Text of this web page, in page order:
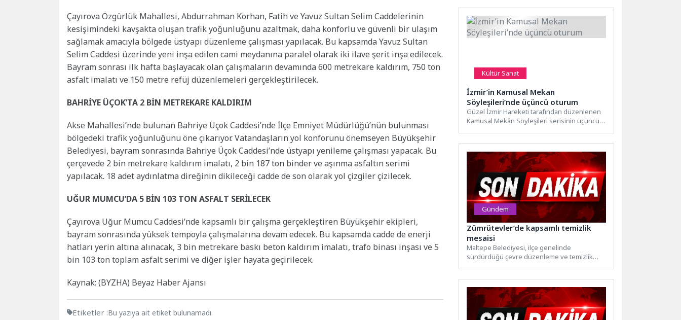
Çayırova Özgürlük Mahallesi, Abdurrahman Korhan, Fatih ve Yavuz Sultan Selim Caddelerinin
kesişimindeki kavşakta oluşan trafik yoğunluğunu azaltmak, daha konforlu ve güvenli bir ulaşım
sağlamak amacıyla bölgede üstyapı düzenleme çalışması yapılacak. Bu kapsamda Yavuz Sultan
Selim Caddesi üzerinde yeni inşa edilen cami meydanına paralel olarak iki ilave şerit inşa edilecek.
Bayram sonrası ilk hafta başlayacak olan çalışmaların devamında 600 metrekare kaldırım, 750 ton
asfalt imalatı ve 150 metre refüj düzenlemeleri gerçekleştirilecek.
BAHRİYE ÜÇOK’TA 2 BİN METREKARE KALDIRIM
Akse Mahallesi’nde bulunan Bahriye Üçok Caddesi’nde İlçe Emniyet Müdürlüğü’nün bulunması
bölgedeki trafik yoğunluğunu öne çıkarıyor. Vatandaşların yol konforunu önemseyen Büyükşehir
Belediyesi, bayram sonrasında Bahriye Üçok Caddesi’nde üstyapı yenileme çalışması yapacak. Bu
çerçevede 2 bin metrekare kaldırım imalatı, 2 bin 187 ton binder ve aşınma asfaltın serimi
yapılacak. 18 adet aydınlatma direğinin dikileceği cadde de son olarak yol çizgiler çizilecek.
UĞUR MUMCU’DA 5 BİN 103 TON ASFALT SERİLECEK
Çayırova Uğur Mumcu Caddesi’nde kapsamlı bir çalışma gerçekleştiren Büyükşehir ekipleri,
bayram sonrasında yüksek tempoyla çalışmalarına devam edecek. Bu kapsamda cadde de enerji
hatları yerin altına alınacak, 3 bin metrekare baskı beton kaldırım imalatı, trafo binası inşası ve 5
bin 103 ton toplam asfalt serimi ve diğer işler hayata geçirilecek.
Kaynak: (BYZHA) Beyaz Haber Ajansı
Etiketler :Bu yazıya ait etiket bulunamadı.
Kültür Sanat
İzmir’in Kamusal Mekan
Söyleşileri’nde üçüncü oturum
Güzel İzmir Hareketi tarafından düzenlenen
Kamusal Mekân Söyleşileri serisinin üçüncü
Gündem
Zümrütevler’de kapsamlı temizlik
mesaisi
Maltepe Belediyesi, ilçe genelinde
sürdürdüğü çevre düzenleme ve temizlik